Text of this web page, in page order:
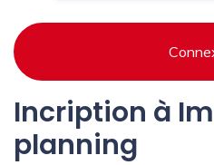
Incription à
planning